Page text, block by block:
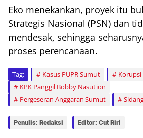
Eko menekankan, proyek itu
Strategis Nasional (PSN) dan
mendesak, sehingga
proses perencanaan.
Tag: Kasus PUPR Sumut
Korupsi
KPK Panggil Bobby Nasution
Pergeseran Anggaran Sumut
Penulis: Redaksi Editor: Cut Riri